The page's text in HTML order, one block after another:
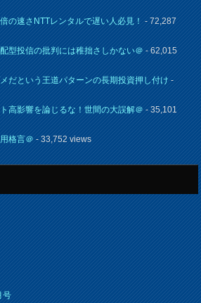
の速さNTTレンタルで遅い人必見！- 72,287
型投信の批判には稚拙さしかない＠- 62,015
だという王道パターンの長期投資押し付け-
高影響を論じるな！世間の大誤解＠- 35,101
格言＠- 33,752 views
号